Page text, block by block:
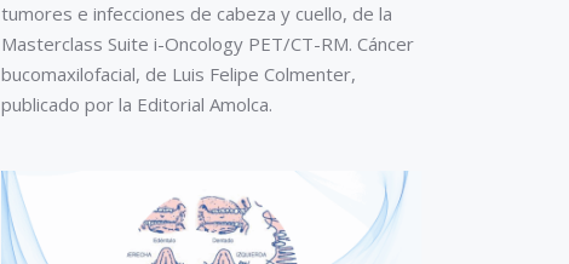
tumores e infecciones de cabeza y cuello, de la
Masterclass Suite i-Oncology PET/CT-RM. Cáncer
bucomaxilofacial, de Luis Felipe Colmenter,
publicado por la Editorial Amolca.